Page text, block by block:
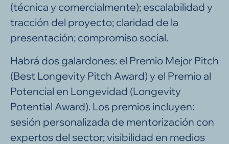
(técnica y comercialmente); escalabilidad y
tracción del proyecto; claridad de la
presentación; compromiso social.
Habrá dos galardones: el Premio Mejor Pitch
(Best Longevity Pitch Award) y el Premio al
Potencial en Longevidad (Longevity
Potential Award). Los premios incluyen:
sesión personalizada de mentorización con
expertos del sector; visibilidad en medios